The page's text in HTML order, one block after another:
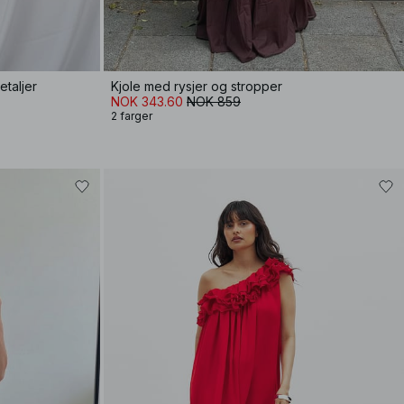
Kjole med rysjer og stropper
NOK 343.60 NOK 859
2 farger